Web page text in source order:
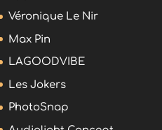
Véronique Le Nir
Max Pin
LAGOODVIBE
Les Jokers
PhotoSnap